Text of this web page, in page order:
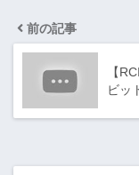
前の記事
【
ビッ